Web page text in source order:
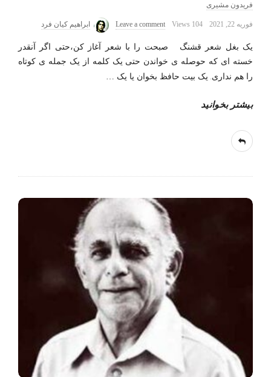
فریدون مشیری
فوریه 22, 2021 104 Views
Leave a comment ابراهیم کیان فرد
یک بغل شعر قشنگ صبحت را با شعر آغاز کن،حتی اگر آنقدر
خسته ای که حوصله ی خواندن حتی یک کلمه از یک جمله ی کوتاه
را هم نداری. یک بیت حافظ بخوان یا یک
بیشتر بخوانید